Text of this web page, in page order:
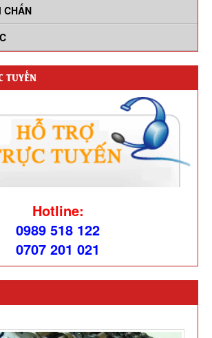
CHẤN
TUYẾN
Hotline:
0989 518 122
0707 201 021